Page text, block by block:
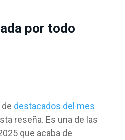
por todo
destacados del mes
reseña. Es una de las
que acaba de